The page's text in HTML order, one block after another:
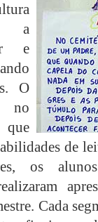
a
e
O
no
de
os
Cada